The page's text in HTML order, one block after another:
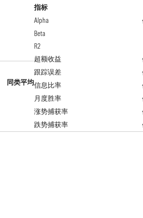
同类平均
指标
Alpha
Beta
R2
超额收益
跟踪误差
信息比率
月度胜率
涨势捕获率
跌势捕获率